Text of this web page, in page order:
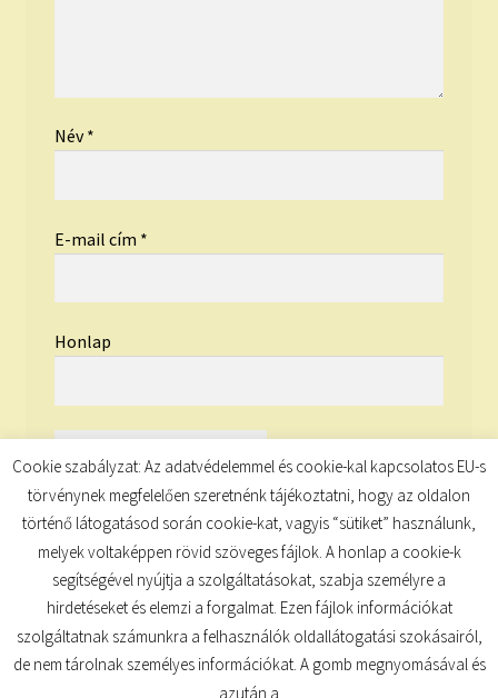
Név*
E-mail cím *
Honlap
© TUDATKULCS 2026
Cookie szabályzat: Az adatvédelemmel és cookie-kal kapcsolatos EU-s
törvénynek megfelelően szeretnénk tájékoztatni, hogy az oldalon
történő látogatásod során cookie-kat, vagyis “sütiket” használunk,
melyek voltaképpen rövid szöveges fájlok. A honlap a cookie-k
segítségével nyújtja a szolgáltatásokat, szabja személyre a
hirdetéseket és elemzi a forgalmat. Ezen fájlok információkat
szolgáltatnak számunkra a felhasználók oldallátogatási szokásairól,
de nem tárolnak személyes információkat. A gomb megnyomásával és
azután a